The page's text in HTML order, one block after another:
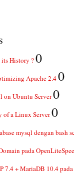
History ?0
Apache 2.40
on Ubuntu Server0
of a Linux Server0
mysql dengan bash
pada
7.4 + MariaDB 10.4 pada